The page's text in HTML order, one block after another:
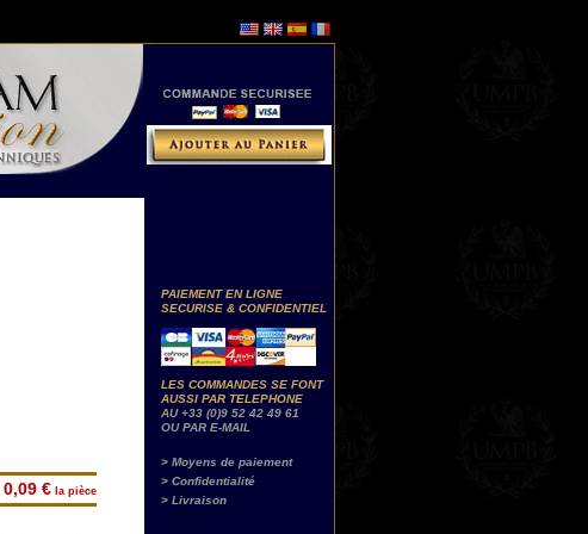
0,09 € la pièce
PAIEMENT EN LIGNE
SECURISE & CONFIDENTIEL
LES COMMANDES SE FONT
AUSSI PAR TELEPHONE
AU +33 (0)9 52 42 49 61
OU PAR E-MAIL
> Moyens de paiement
> Confidentialité
> Livraison